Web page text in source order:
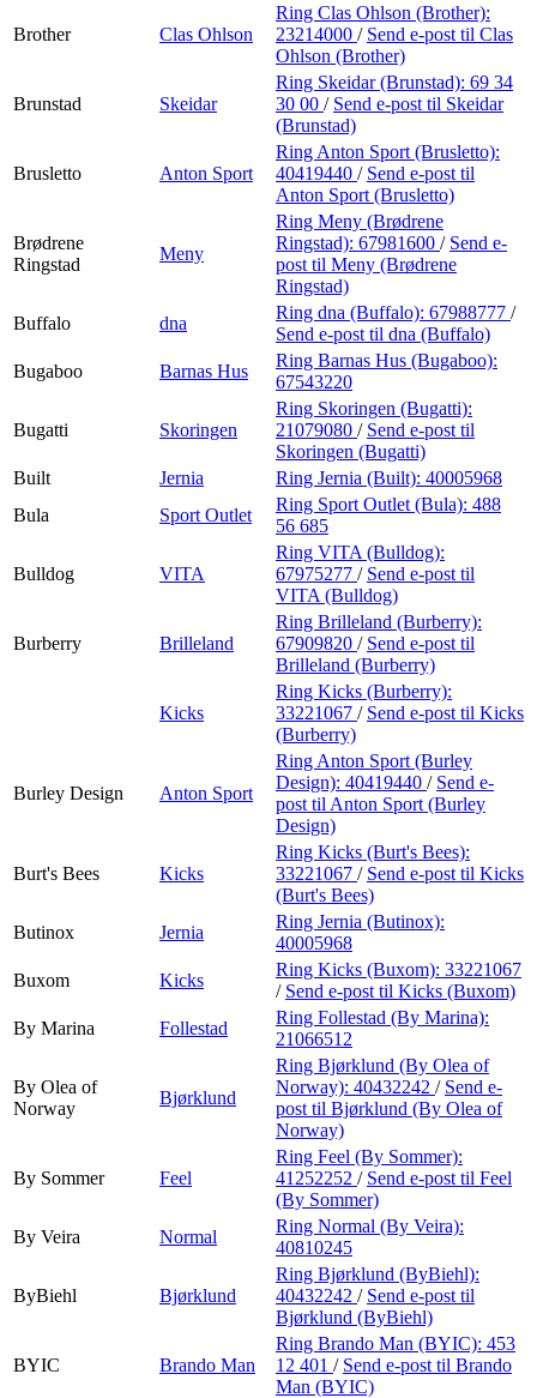
Brother Clas Ohlson
Ring Clas Ohlson (Brother):
23214000 / Send e-post til Clas
Ohlson (Brother)
Brunstad Skeidar
Ring Skeidar (Brunstad): 69 34
30 00 / Send e-post til Skeidar
(Brunstad)
Brusletto Anton Sport
Ring Anton Sport (Brusletto):
40419440 / Send e-post til
Anton Sport (Brusletto)
Brødrene
Ringstad
Meny
Ring Meny (Brødrene
Ringstad): 67981600 / Send e-
post til Meny (Brødrene
Ringstad)
Buffalo
dna
Ring dna (Buffalo): 67988777 /
Send e-post til dna (Buffalo)
Bugaboo
Barnas Hus
Ring Barnas Hus (Bugaboo):
67543220
Bugatti Skoringen
Ring Skoringen (Bugatti):
21079080 / Send e-post til
Skoringen (Bugatti)
Built
Jernia Ring Jernia (Built): 40005968
Bula
Sport Outlet
Ring Sport Outlet (Bula): 488
56 685
Bulldog VITA
Ring VITA (Bulldog):
67975277 / Send e-post til
VITA (Bulldog)
Burberry Brilleland
Ring Brilleland (Burberry):
67909820 / Send e-post til
Brilleland (Burberry)
Kicks
Ring Kicks (Burberry):
33221067 / Send e-post til Kicks
(Burberry)
Burley Design Anton Sport
Ring Anton Sport (Burley
Design): 40419440 / Send e-
post til Anton Sport (Burley
Design)
Burt's Bees Kicks
Ring Kicks (Burt's Bees):
33221067 / Send e-post til Kicks
(Burt's Bees)
Butinox
Jernia
Ring Jernia (Butinox):
40005968
Buxom
Kicks
Ring Kicks (Buxom): 33221067
/ Send e-post til Kicks (Buxom)
By Marina
Follestad
Ring Follestad (By Marina):
21066512
By Olea of
Norway
Bjørklund
Ring Bjørklund (By Olea of
Norway): 40432242 / Send e-
post til Bjørklund (By Olea of
Norway)
By Sommer Feel
Ring Feel (By Sommer):
41252252 / Send e-post til Feel
(By Sommer)
By Veira
Normal
Ring Normal (By Veira):
40810245
ByBiehl Bjørklund
Ring Bjørklund (ByBiehl):
40432242 / Send e-post til
Bjørklund (ByBiehl)
BYIC Brando Man
Ring Brando Man (BYIC): 453
12 401 / Send e-post til Brando
Man (BYIC)